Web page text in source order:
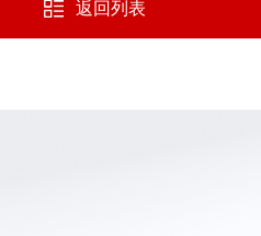
返回列表